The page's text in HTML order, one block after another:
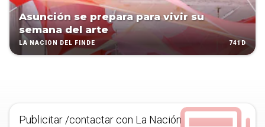
Asunción se prepara para vivir su
semana del arte
LA NACIÓN DEL FINDE 741D
Publicitar /contactar con La Nación